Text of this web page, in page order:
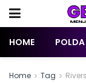
HOME POLDA
Home Tag